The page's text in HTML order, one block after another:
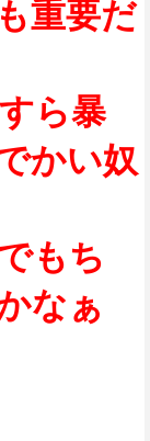
重要だ
ら暴
かい奴
もち
なぁ